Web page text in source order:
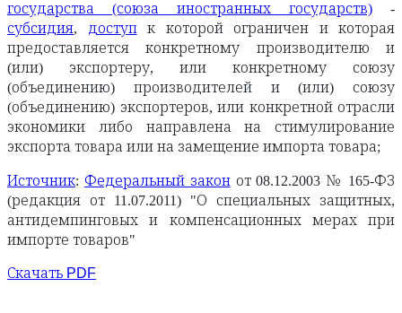
государства (союза иностранных государств) -
субсидия, доступк которой ограничен и которая
предоставляется конкретному производителю и
(или) экспортеру, или конкретному союзу
(объединению) производителей и (или) союзу
(объединению) экспортеров, или конкретной отрасли
экономики либо направлена на стимулирование
экспорта товара или на замещение импорта товара;
Источник: Федеральный законот 08.12.2003 № 165-ФЗ
(редакция от 11.07.2011) "О специальных защитных,
антидемпинговых и компенсационных мерах при
импорте товаров"
Скачать PDF